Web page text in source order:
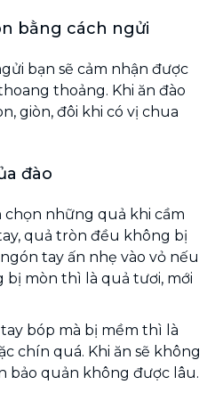
bằng cách ngửi
bạn sẽ cảm nhận được
thoảng. Khi ăn đào
giòn, đôi khi có vị chua
đào
chọn những quả khi cầm
quả tròn đều không bị
tay ấn nhẹ vào vỏ nếu
bị mòn thì là quả tươi, mới
bóp mà bị mềm thì là
chín quá. Khi ăn sẽ không
bảo quản không được lâu.